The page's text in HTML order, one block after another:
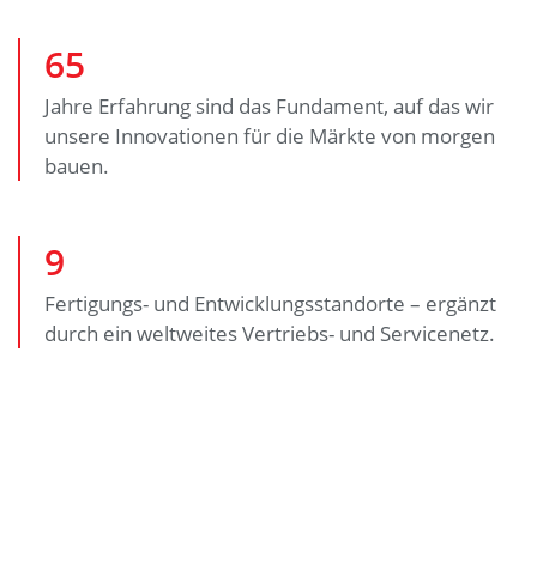
65
Jahre Erfahrung sind das Fundament, auf das wir
unsere Innovationen für die Märkte von morgen
bauen.
9
Fertigungs- und Entwicklungsstandorte – ergänzt
durch ein weltweites Vertriebs- und Servicenetz.